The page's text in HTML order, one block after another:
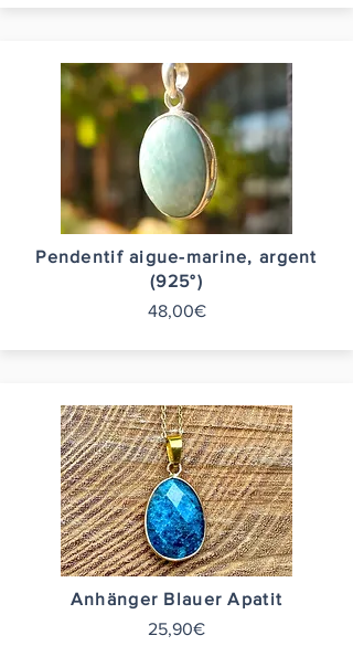
Pendentif aigue-marine, argent
(925°)
48,00€
Anhänger Blauer Apatit
25,90€